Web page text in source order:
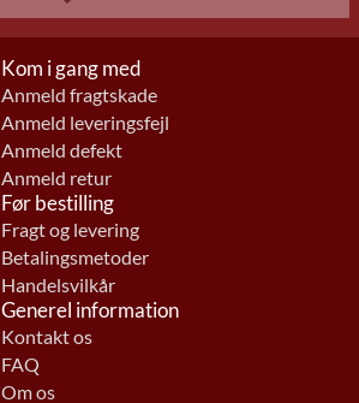
Kom i gang med
Anmeld fragtskade
Anmeld leveringsfejl
Anmeld defekt
Anmeld retur
Før bestilling
Fragt og levering
Betalingsmetoder
Handelsvilkår
Generel information
Kontakt os
FAQ
Om os